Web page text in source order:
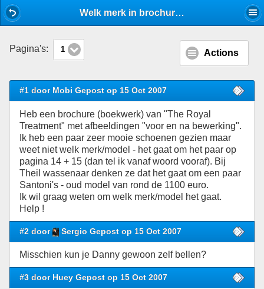
Welk merk in brochure The Royal Treatment Help! - Schoenen - Stijlforum
Pagina's: 1 Actions
#1 door Mobi Gepost op 15 Oct 2007
Heb een brochure (boekwerk) van "The Royal
Treatment" met afbeeldingen "voor en na bewerking".
Ik heb een paar zeer mooie schoenen gezien maar
weet niet welk merk/model - het gaat om het paar op
pagina 14 + 15 (dan tel ik vanaf woord vooraf). Bij
Theil wassenaar denken ze dat het gaat om een paar
Santoni's - oud model van rond de 1100 euro.
Ik wil graag weten om welk merk/model het gaat.
Help !
#2 door Sergio Gepost op 15 Oct 2007
Misschien kun je Danny gewoon zelf bellen?
#3 door Huey Gepost op 15 Oct 2007